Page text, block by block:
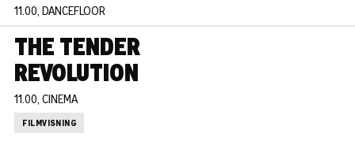
11.00, DANCEFLOOR
THE TENDER
REVOLUTION
11.00, CINEMA
FILMVISNING